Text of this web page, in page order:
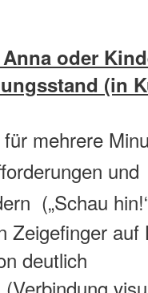
oder
(in
mehrere
und
(„Schau
Zeigefinger auf
deutlich